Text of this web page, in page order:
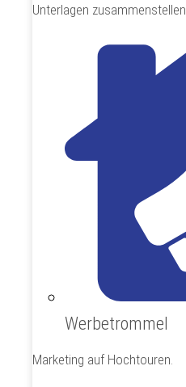
Unterlagen zusammenstellen
Werbetrommel
Marketing auf Hochtouren.